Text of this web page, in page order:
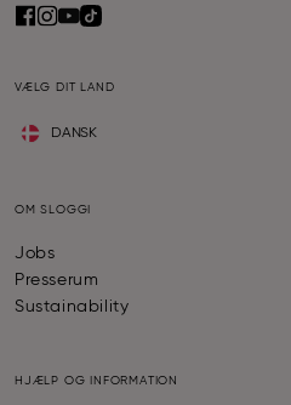
VÆLG DIT LAND
DANSK
OM SLOGGI
Jobs
Presserum
Sustainability
HJÆLP OG INFORMATION